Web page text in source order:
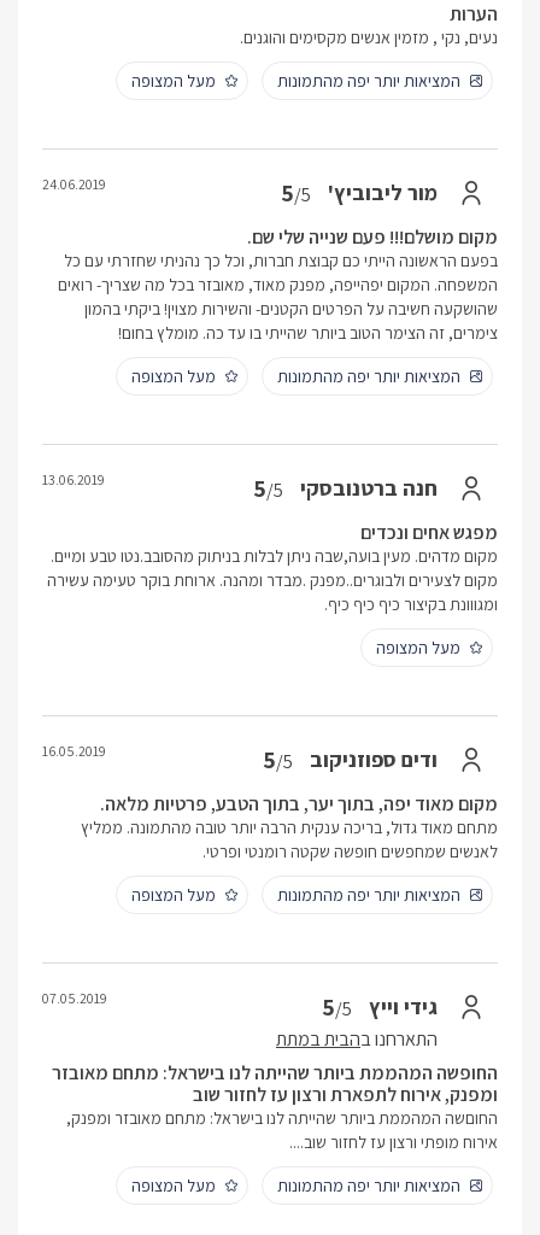
הערות
נעים, נקי , מזמין אנשים מקסימים והוגנים.
המציאות יותר יפה מהתמונות
מעל המצופה
מור ליבוביץ' 5/5
24.06.2019
מקום מושלם!!! פעם שנייה שלי שם.
בפעם הראשונה הייתי כם קבוצת חברות, וכל כך נהניתי שחזרתי עם כל
המשפחה. המקום יפהייפה, מפנק מאוד, מאובזר בכל מה שצריך- רואים
שהושקעה חשיבה על הפרטים הקטנים- והשירות מצוין! ביקתי בהמון
צימרים, זה הצימר הטוב ביותר שהייתי בו עד כה. מומלץ בחום!
המציאות יותר יפה מהתמונות
מעל המצופה
חנה ברטנובסקי 5/5
13.06.2019
מפגש אחים ונכדים
מקום מדהים. מעין בועה,שבה ניתן לבלות בניתוק מהסובב.נטו טבע ומיים.
מקום לצעירים ולבוגרים..מפנק .מבדר ומהנה. ארוחת בוקר טעימה עשירה
ומגווונת בקיצור כיף כיף כיף.
מעל המצופה
ודים ספוזניקוב 5/5
16.05.2019
מקום מאוד יפה, בתוך יער, בתוך הטבע, פרטיות מלאה.
מתחם מאוד גדול, בריכה ענקית הרבה יותר טובה מהתמונה. ממליץ
לאנשים שמחפשים חופשה שקטה רומנטי ופרטי.
המציאות יותר יפה מהתמונות
מעל המצופה
גידי וייץ 5/5
התארחנו בהבית במתת
07.05.2019
החופשה המהממת ביותר שהייתה לנו בישראל: מתחם מאובזר
ומפנק, אירוח לתפארת ורצון עז לחזור שוב
החוםשה המהממת ביותר שהייתה לנו בישראל: מתחם מאובזר ומפנק,
אירוח מופתי ורצון עז לחזור שוב....
המציאות יותר יפה מהתמונות
מעל המצופה